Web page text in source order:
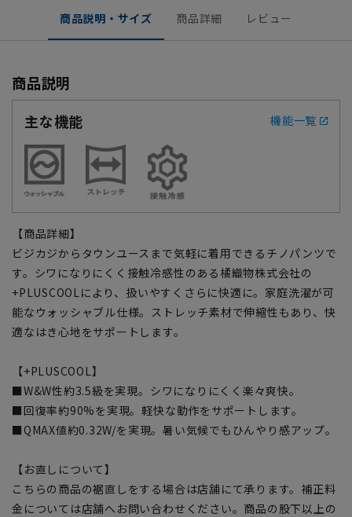
商品説明・サイズ 商品詳細 レビュー
商品説明
主な機能
機能一覧
【商品詳細】
ビジカジからタウンユースまで気軽に着用できるチノパンツで
す。シワになりにくく接触冷感性のある橘織物株式会社の
+PLUSCOOLにより、扱いやすくさらに快適に。家庭洗濯が可
能なウォッシャブル仕様。ストレッチ素材で伸縮性もあり、快
適なはき心地をサポートします。
【+PLUSCOOL】
■W&W性約3.5級を実現。シワになりにくく楽々爽快。
■回復率約90%を実現。軽快な動作をサポートします。
■QMAX値約0.32W/を実現。暑い気候でもひんやり感アップ。
【お直しについて】
こちらの商品の裾直しをする場合は店舗にて承ります。補正料
金については店舗へお問い合わせください。商品の股下以上の